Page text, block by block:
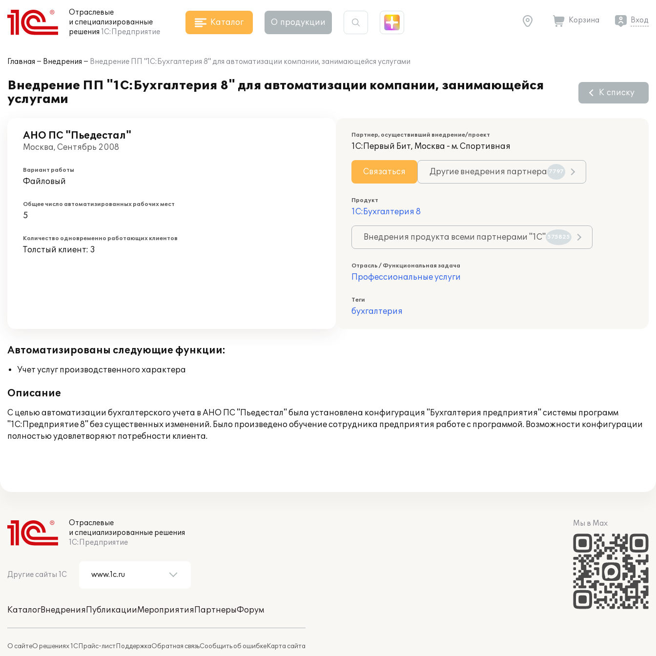
Отраслевые
и специализированные
решения 1С:Предприятие
Каталог О продукции Корзина Вход
Главная Внедрения Внедрение ПП "1С:Бухгалтерия 8" для автоматизации компании, занимающейся услугами
Внедрение ПП "1С:Бухгалтерия 8" для автоматизации компании, занимающейся
услугами
К списку
АНО ПС "Пьедестал"
Москва, Сентябрь 2008
Вариант работы
Файловый
Общее число автоматизированных рабочих мест
5
Количество одновременно работающих клиентов
Толстый клиент: 3
Партнер, осуществивший внедрение/проект
1С:Первый Бит, Москва - м. Спортивная
Связаться Другие внедрения партнера 7797
Продукт
1С:Бухгалтерия 8
Внедрения продукта всеми партнерами "1С" 575825
Отрасль / Функциональная задача
Профессиональные услуги
Теги
бухгалтерия
Автоматизированы следующие функции:
Учет услуг производственного характера
Описание
С целью автоматизации бухгалтерского учета в АНО ПС "Пьедестал" была установлена конфигурация "Бухгалтерия предприятия" системы программ
"1С:Предприятие 8" без существенных изменений. Было произведено обучение сотрудника предприятия работе с программой. Возможности конфигурации
полностью удовлетворяют потребности клиента.
Отраслевые
и специализированные решения
1С:Предприятие
Другие сайты 1С
КаталогВнедренияПубликацииМероприятияПартнерыФорум
О сайтеО решениях 1СПрайс-листПоддержкаОбратная связьСообщить об ошибкеКарта сайта
Мы в Max